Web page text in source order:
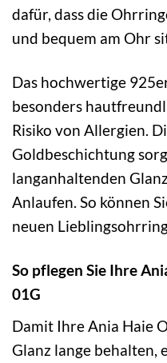
dafür, dass die
und bequem am Ohr
Das hochwertige
besonders
Risiko von Allergien.
Goldbeschichtung
langanhaltenden
Anlaufen. So können
neuen
So pflegen Sie Ihre
01G
Damit Ihre Ania Haie
Glanz lange behalten,